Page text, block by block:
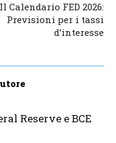
Il Calendario FED 2026:
Previsioni per i tassi
d’interesse
Reserve e BCE